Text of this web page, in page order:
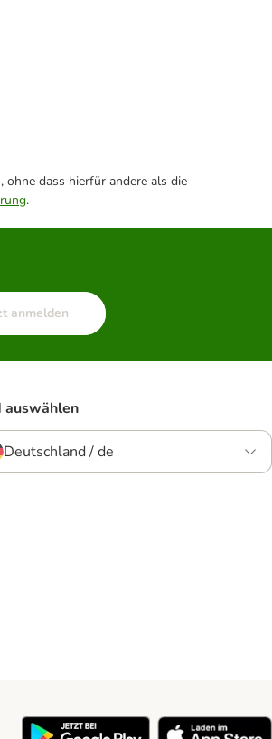
dass hierfür andere als die
.
anmelden
auswählen
Deutschland / de